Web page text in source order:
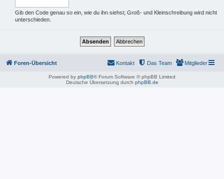
Gib den Code genau so ein, wie du ihn siehst; Groß- und Kleinschreibung wird nicht
unterschieden.
Foren-Übersicht Mitglieder
Das Team
Kontakt
Powered by phpBB® Forum Software © phpBB Limited
Deutsche Übersetzung durch phpBB.de